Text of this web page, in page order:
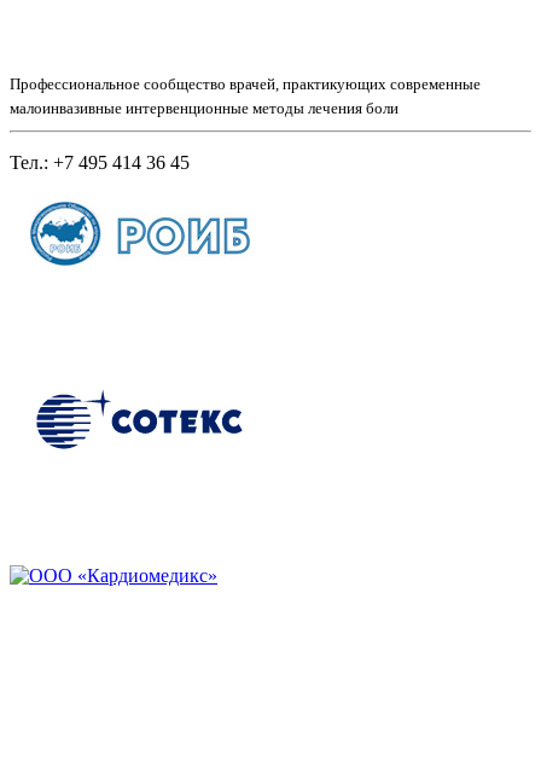
Профессиональное сообщество врачей, практикующих современные
малоинвазивные интервенционные методы лечения боли
Тел.: +7 495 414 36 45